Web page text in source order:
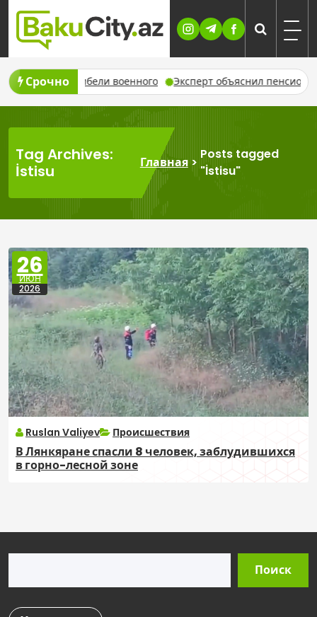
Skip
content
Срочно
о гибели военного Эксперт объяснил пенсионные
Tag Archives:
İstisu
Главная>
Posts tagged
"İstisu"
26
ИЮН
2026
Ruslan Valiyev Происшествия
В Лянкяране спасли 8 человек, заблудившихся
в горно-лесной зоне
Поиск